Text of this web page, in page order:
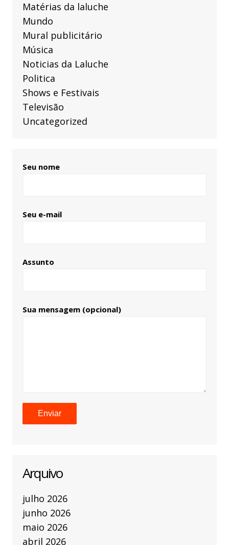
Matérias da laluche
Mundo
Mural publicitário
Música
Noticias da Laluche
Politica
Shows e Festivais
Televisão
Uncategorized
Seu nome
Seu e-mail
Assunto
Sua mensagem (opcional)
Arquivo
julho 2026
junho 2026
maio 2026
abril 2026